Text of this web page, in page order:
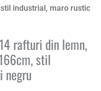
industrial, maro rustic
rafturi din lemn,
stil
negru